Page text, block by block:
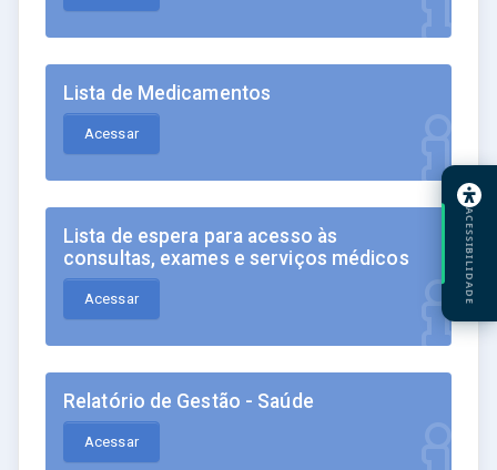
Lista de Medicamentos
Acessar
Lista de espera para acesso às
consultas, exames e serviços médicos
Acessar
Relatório de Gestão - Saúde
Acessar
ACESSIBILIDADE